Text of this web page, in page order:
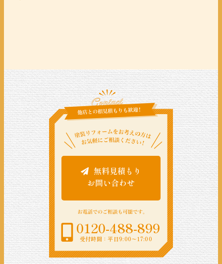
無料見積もり
お問い合わせ
0120-488-899
受付時間：平日9:00〜17:00